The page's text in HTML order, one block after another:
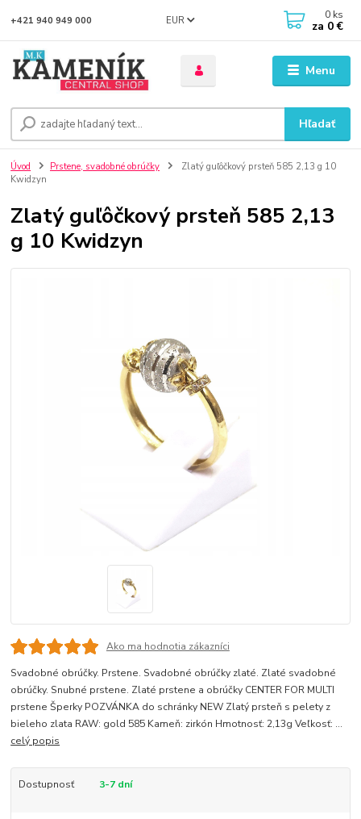
Menu
EUR
Hľadať
+421 940 949 000 0 ks
za 0 €
Úvod Prstene, svadobné obrúčky
Zlatý guľôčkový prsteň 585 2,13 g 10
Kwidzyn
Zlatý guľôčkový prsteň 585 2,13
g 10 Kwidzyn
Ako ma hodnotia zákazníci
Svadobné obrúčky. Prstene. Svadobné obrúčky zlaté. Zlaté svadobné
obrúčky. Snubné prstene. Zlaté prstene a obrúčky CENTER FOR MULTI
prstene Šperky POZVÁNKA do schránky NEW Zlatý prsteň s pelety z
bieleho zlata RAW: gold 585 Kameň: zirkón Hmotnosť: 2,13g Veľkosť: ...
celý popis
Dostupnosť 3-7 dní